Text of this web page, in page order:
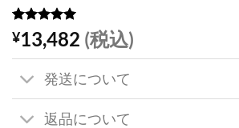
8
件の利用者
評価に基づ
く5段階評
価のうち、
点
¥13,482 (税込)
発送について
返品について